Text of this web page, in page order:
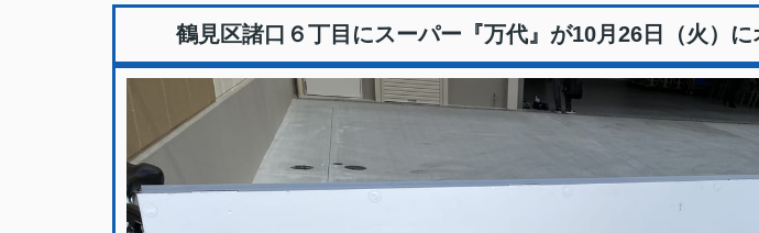
鶴見区諸口６丁目にスーパー『万代』が10月26日（火）に